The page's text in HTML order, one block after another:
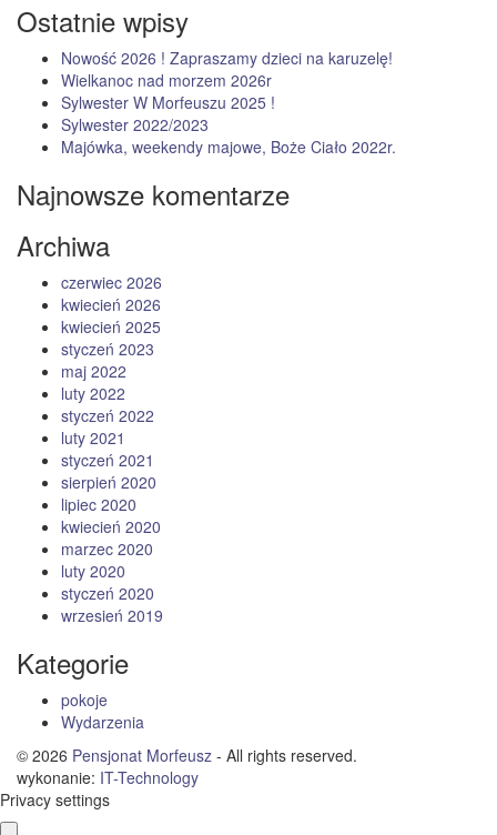
Ostatnie wpisy
Nowość 2026 ! Zapraszamy dzieci na karuzelę!
Wielkanoc nad morzem 2026r
Sylwester W Morfeuszu 2025 !
Sylwester 2022/2023
Majówka, weekendy majowe, Boże Ciało 2022r.
Najnowsze komentarze
Archiwa
czerwiec 2026
kwiecień 2026
kwiecień 2025
styczeń 2023
maj 2022
luty 2022
styczeń 2022
luty 2021
styczeń 2021
sierpień 2020
lipiec 2020
kwiecień 2020
marzec 2020
luty 2020
styczeń 2020
wrzesień 2019
Kategorie
pokoje
Wydarzenia
© 2026 Pensjonat Morfeusz - All rights reserved.
wykonanie: IT-Technology
Privacy settings